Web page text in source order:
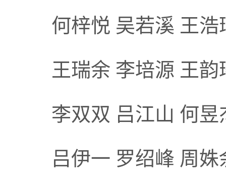
何梓悦 吴若溪 王
王瑞余 李培源 王
李双双 吕江山 何
吕伊一 罗绍峰 周